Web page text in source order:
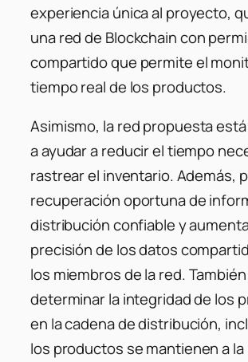
experiencia única al proyecto,
una red de Blockchain con
compartido que permite el
tiempo real de los productos.
Asimismo, la red propuesta
a ayudar a reducir el tiempo
rastrear el inventario. Además,
recuperación oportuna de
distribución confiable y
precisión de los datos
los miembros de la red.
determinar la integridad de los
en la cadena de distribución,
los productos se mantienen a la